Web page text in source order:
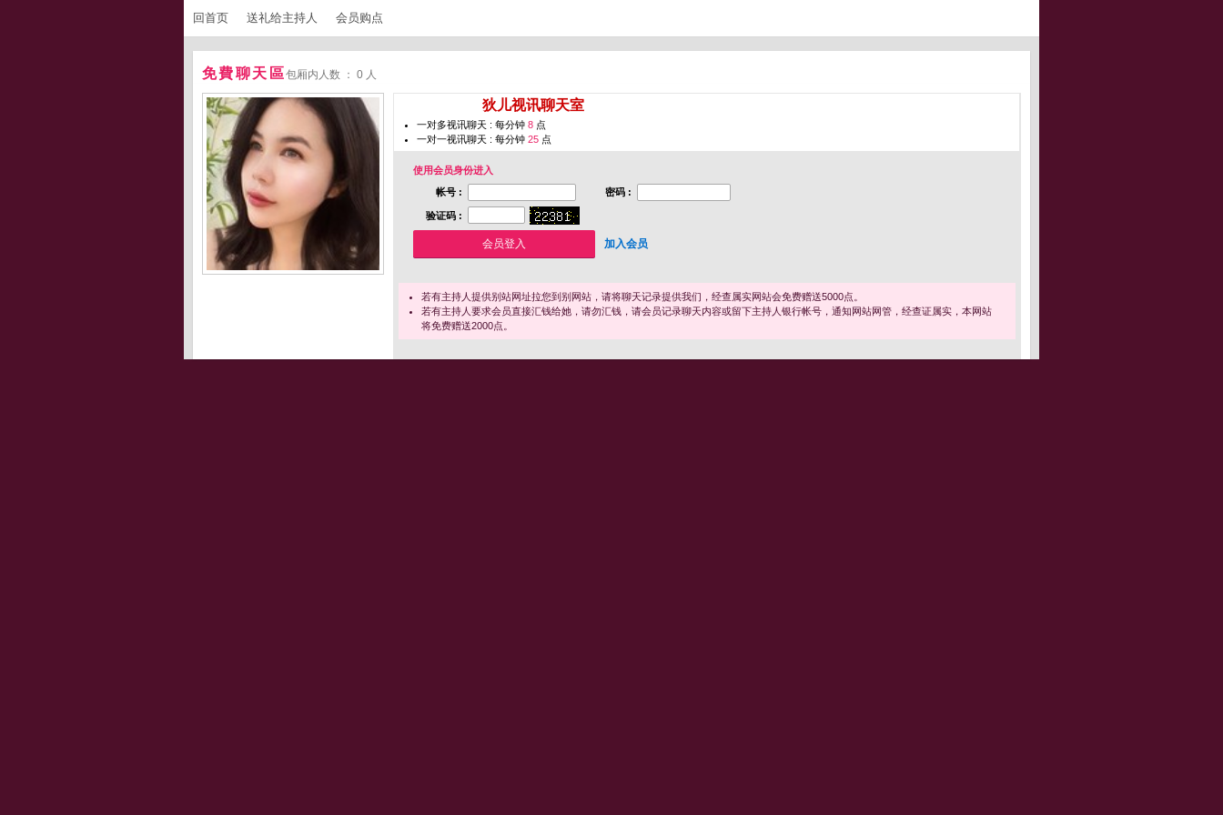
回首页 送礼给主持人 会员购点
免費聊天區包厢内人数 ： 0 人
狄儿视讯聊天室
一对多视讯聊天 : 每分钟 8 点
一对一视讯聊天 : 每分钟 25 点
使用会员身份进入
帐号 :
密码 :
验证码 :
加入会员
若有主持人提供别站网址拉您到别网站，请将聊天记录提供我们，经查属实网站会免费赠送5000点。
若有主持人要求会员直接汇钱给她，请勿汇钱，请会员记录聊天内容或留下主持人银行帐号，通知网站网管，经查证属实，本网站
将免费赠送2000点。